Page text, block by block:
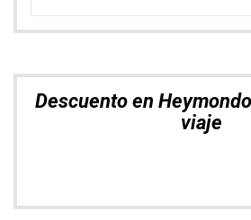
Descuento en
viaje